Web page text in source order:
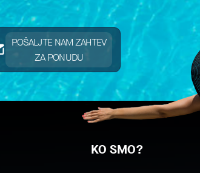
POŠALJTE NAM ZAHTEV
ZA PONUDU
KO SMO?